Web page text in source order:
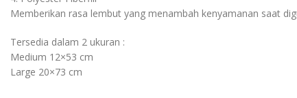
Memberikan rasa lembut yang menambah kenyamanan saat
Tersedia dalam 2 ukuran :
Medium 12×53 cm
Large 20×73 cm